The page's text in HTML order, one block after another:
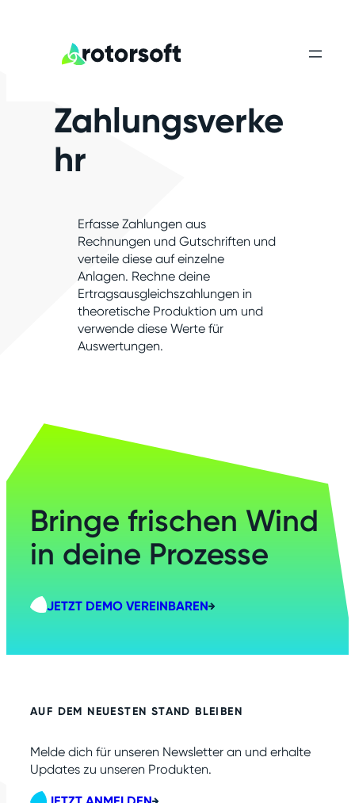
Zahlungsverke
hr
Erfasse Zahlungen aus
Rechnungen und Gutschriften und
verteile diese auf einzelne
Anlagen. Rechne deine
Ertragsausgleichszahlungen in
theoretische Produktion um und
verwende diese Werte für
Auswertungen.
Bringe frischen Wind
in deine Prozesse
JETZT DEMO VEREINBAREN
AUF DEM NEUESTEN STAND BLEIBEN
Melde dich für unseren Newsletter an und erhalte
Updates zu unseren Produkten.